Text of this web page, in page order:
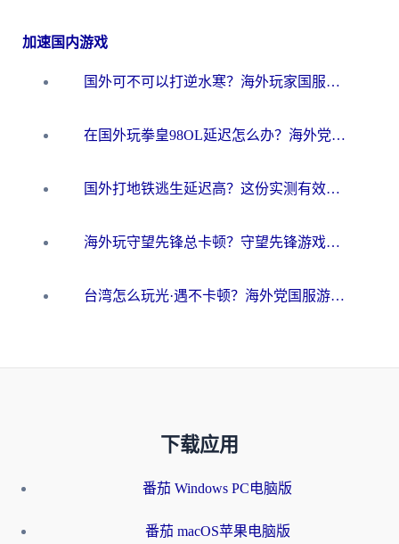
加速国内游戏
国外可不可以打逆水寒？海外玩家国服畅玩终极指南（附漫威荒野乱斗加速方案）
在国外玩拳皇98OL延迟怎么办？海外党亲测有效的低延迟指南
国外打地铁逃生延迟高？这份实测有效的低延迟指南帮你吃鸡
海外玩守望先锋总卡顿？守望先锋游戏加速器在哪里买&避坑指南（附欧洲非洲游戏实测）
台湾怎么玩光·遇不卡顿？海外党国服游戏加速终极攻略（附实测体验）
下载应用
番茄 Windows PC电脑版
番茄 macOS苹果电脑版